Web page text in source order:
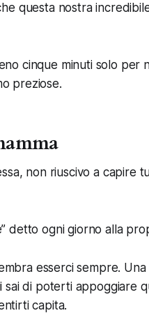
questa nostra
cinque minuti solo per
preziose.
non riuscivo a capire
detto ogni giorno alla
esserci sempre. Una
sai di poterti appoggiare
capita.